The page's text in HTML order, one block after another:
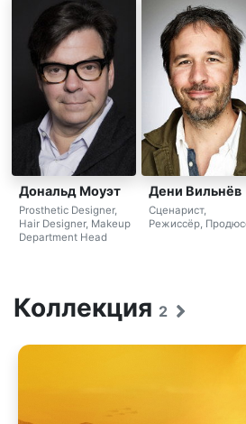
Дональд Моуэт
Prosthetic Designer,
Hair Designer, Makeup
Department Head
Дени Вильнёв
Сценарист,
Режиссёр,
Коллекция 2